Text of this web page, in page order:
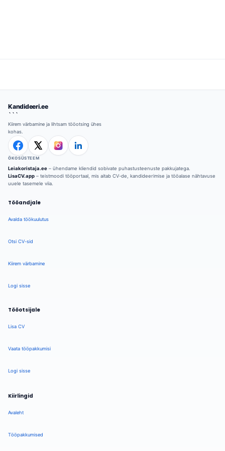
Kandideeri.ee
```
Kiirem värbamine ja lihtsam tööotsing ühes
kohas.
ÖKOSÜSTEEM
Leiakoristaja.ee – ühendame kliendid sobivate puhastusteenuste pakkujatega.
LisaCV.app – teistmoodi tööportaal, mis aitab CV-de, kandideerimise ja tööalase nähtavuse
uuele tasemele viia.
Tööandjale
Avalda töökuulutus
Otsi CV-sid
Kiirem värbamine
Logi sisse
Tööotsijale
Lisa CV
Vaata tööpakkumisi
Logi sisse
Kiirlingid
Avaleht
Tööpakkumised